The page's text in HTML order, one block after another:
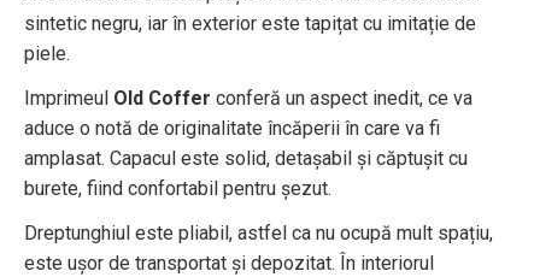
sintetic negru, iar în exterior este tapițat cu imitație de
piele.
Imprimeul Old Coffer conferă un aspect inedit, ce va
aduce o notă de originalitate încăperii în care va fi
amplasat. Capacul este solid, detașabil și căptușit cu
burete, fiind confortabil pentru șezut.
Dreptunghiul este pliabil, astfel ca nu ocupă mult spațiu,
este ușor de transportat și depozitat. În interiorul